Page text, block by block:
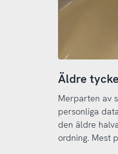
Äldre
Merparten av
personliga
den äldre
ordning. Mest